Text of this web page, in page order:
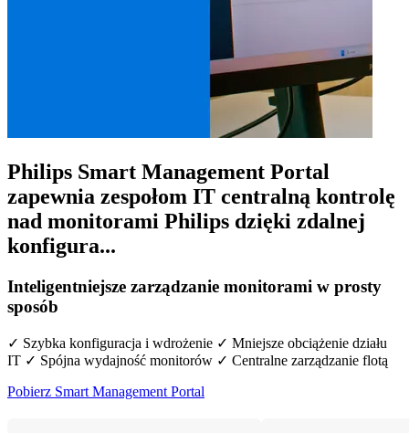
Philips Smart Management Portal
zapewnia zespołom IT centralną kontrolę
nad monitorami Philips dzięki zdalnej
konfigura...
Inteligentniejsze zarządzanie monitorami w prosty
sposób
✓ Szybka konfiguracja i wdrożenie ✓ Mniejsze obciążenie działu
IT ✓ Spójna wydajność monitorów ✓ Centralne zarządzanie flotą
Pobierz Smart Management Portal